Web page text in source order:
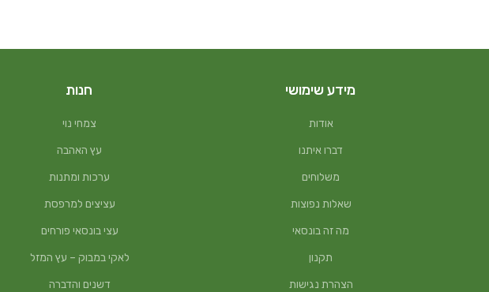
מידע שימושי
אודות
דברו איתנו
משלוחים
שאלות נפוצות
מה זה בונסאי
תקנון
הצהרת נגישות
חנות
צמחי נוי
עץ האהבה
ערכות ומתנות
עציצים למרפסת
עצי בונסאי פורחים
לאקי במבוק – עץ המזל
דשנים והדברה